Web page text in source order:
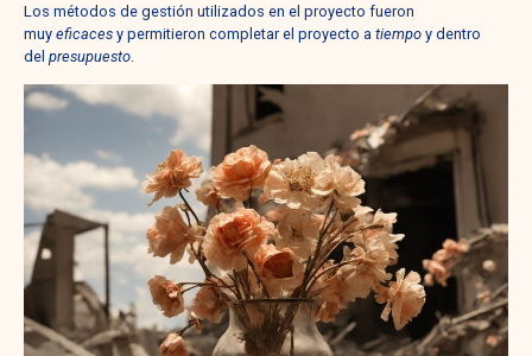
Los métodos de gestión utilizados en el proyecto fueron
muy eficaces y permitieron completar el proyecto a tiempo y dentro
del presupuesto